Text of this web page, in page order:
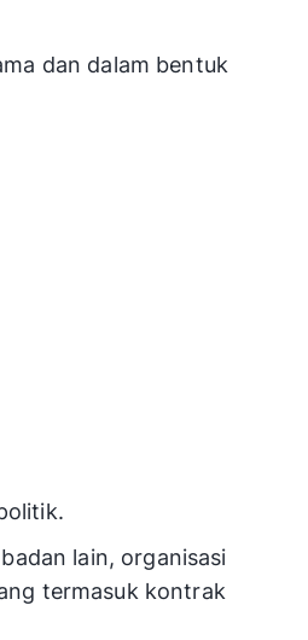
dan dalam bentuk
lain, organisasi
termasuk kontrak